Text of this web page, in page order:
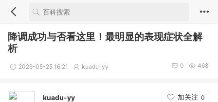
降调成功与否看这里！最明显的表现症状全解
析
2026-05-25 16:21 kuadu-yy 468
0
kuadu-yy 加关注 0